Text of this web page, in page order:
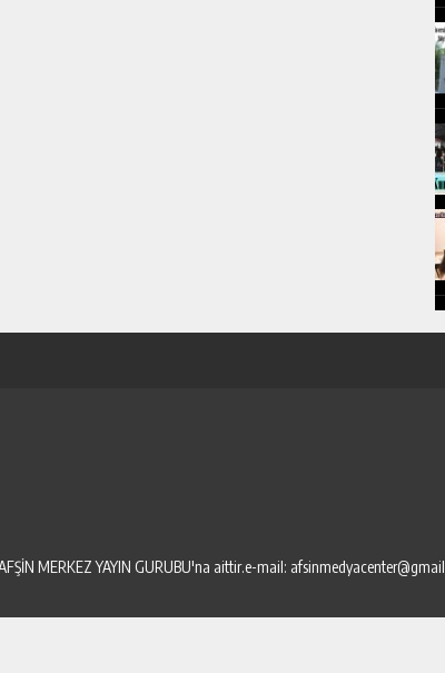
MERKEZ YAYIN GURUBU'na aittir.e-mail: